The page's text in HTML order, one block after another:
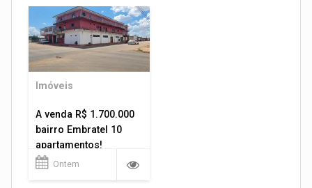
Imóveis
A venda R$ 1.700.000
bairro Embratel 10
apartamentos!
Ontem